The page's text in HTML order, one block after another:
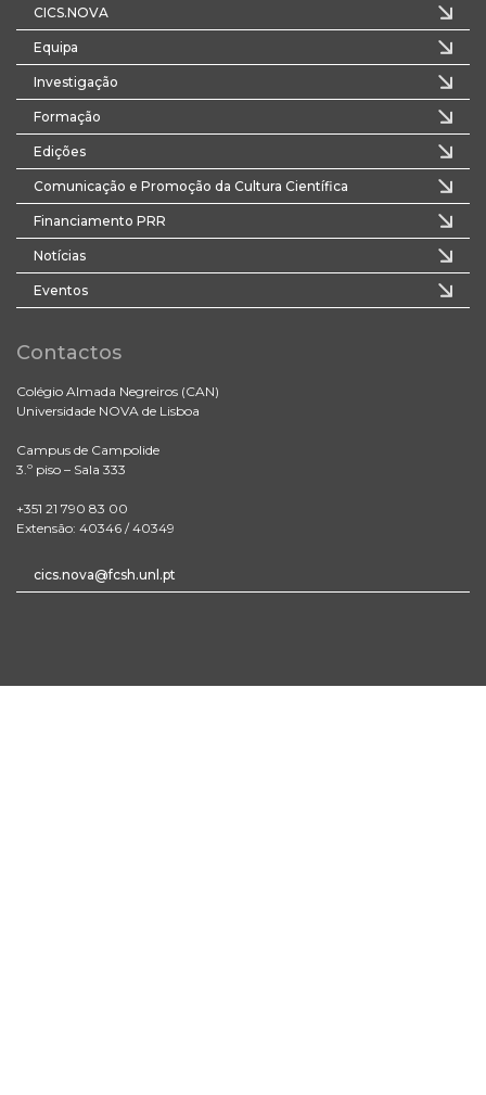
CICS.NOVA
Equipa
Investigação
Formação
Edições
Comunicação e Promoção da Cultura Científica
Financiamento PRR
Notícias
Eventos
Contactos
Colégio Almada Negreiros (CAN)
Universidade NOVA de Lisboa
Campus de Campolide
3.º piso – Sala 333
+351 21 790 83 00
Extensão: 40346 / 40349
cics.nova@fcsh.unl.pt